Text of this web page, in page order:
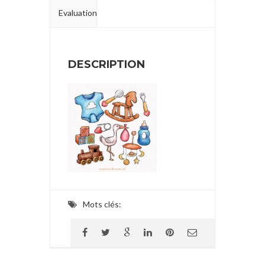
Evaluation
DESCRIPTION
Mots clés: